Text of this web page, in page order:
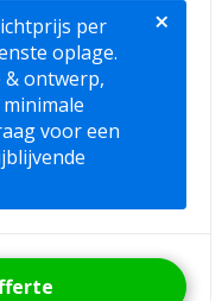
per
oplage.
& ontwerp,
voor een
×